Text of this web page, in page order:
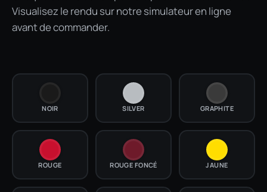
Visualisez le rendu sur notre simulateur en ligne
avant de commander.
NOIR SILVER GRAPHITE
ROUGE ROUGE FONCÉ JAUNE